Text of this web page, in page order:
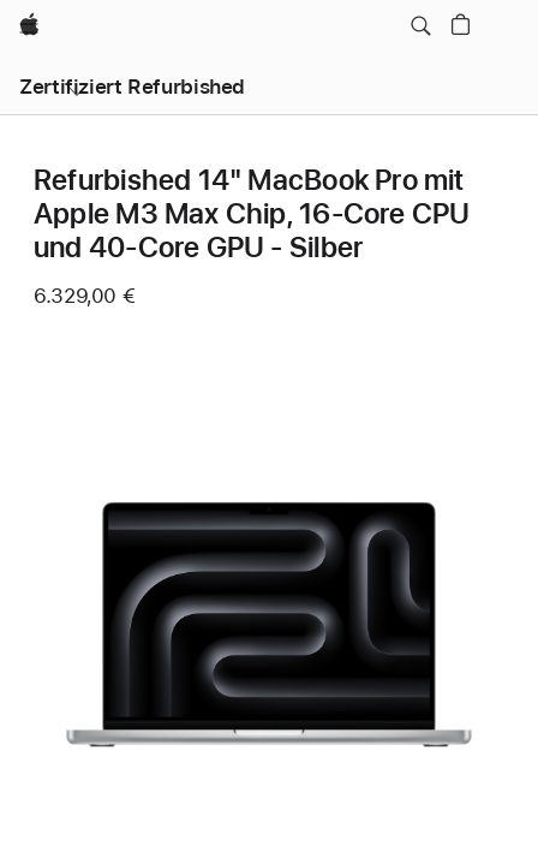
Apple
Zertifiziert Refurbished
Refurbished 14" MacBook Pro mit
Apple M3 Max Chip, 16‑Core CPU
und 40‑Core GPU - Silber
6.329,00 €